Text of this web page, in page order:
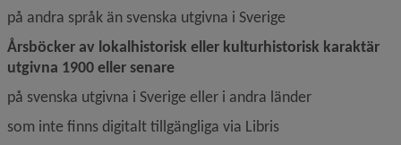
på andra språk än svenska utgivna i Sverige
Årsböcker av lokalhistorisk eller kulturhistorisk karaktär
utgivna 1900 eller senare
på svenska utgivna i Sverige eller i andra länder
som inte finns digitalt tillgängliga via Libris